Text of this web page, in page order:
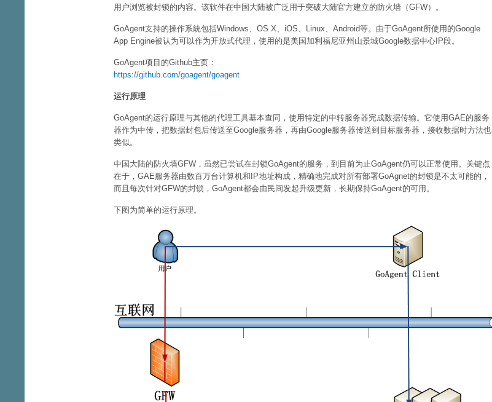
用户浏览被封锁的内容。该软件在中国大陆被广泛用于突破大陆官方建立的防火墙（GFW）。
GoAgent支持的操作系統包括Windows、OS X、iOS、Linux、Android等。由于GoAgent所使用的Google
App Engine被认为可以作为开放式代理，使用的是美国加利福尼亚州山景城Google数据中心IP段。
GoAgent项目的Github主页：
https://github.com/goagent/goagent
运行原理
GoAgent的运行原理与其他的代理工具基本查同，使用特定的中转服务器完成数据传输。它使用GAE的服务
器作为中传，把数据封包后传送至Google服务器，再由Google服务器传送到目标服务器，接收数据时方法也
类似。
中国大陆的防火墙GFW，虽然已尝试在封锁GoAgent的服务，到目前为止GoAgent仍可以正常使用。关键点
在于，GAE服务器由数百万台计算机和IP地址构成，精确地完成对所有部署GoAgnet的封锁是不太可能的，
而且每次针对GFW的封锁，GoAgent都会由民间发起升级更新，长期保持GoAgent的可用。
下图为简单的运行原理。